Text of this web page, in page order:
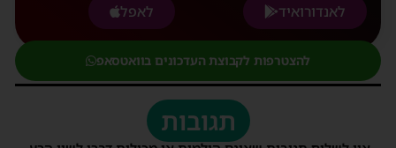
לאנדורואיד
לאפל
להצטרפות לקבוצת העדכונים בוואטסאפ
תגובות